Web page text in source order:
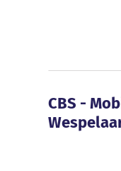
CBS -
CBS -